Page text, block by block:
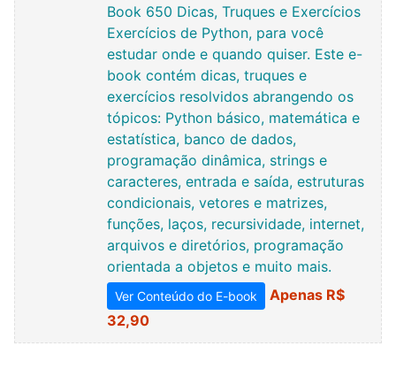
Book 650 Dicas, Truques e Exercícios
Exercícios de Python, para você
estudar onde e quando quiser. Este e-
book contém dicas, truques e
exercícios resolvidos abrangendo os
tópicos: Python básico, matemática e
estatística, banco de dados,
programação dinâmica, strings e
caracteres, entrada e saída, estruturas
condicionais, vetores e matrizes,
funções, laços, recursividade, internet,
arquivos e diretórios, programação
orientada a objetos e muito mais.
Ver Conteúdo do E-book
Apenas R$
32,90